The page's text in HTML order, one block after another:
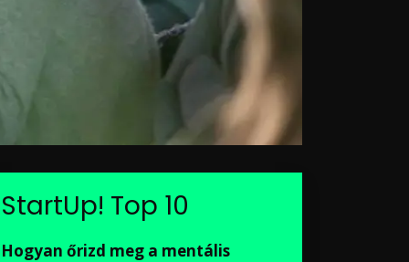
StartUp! Top 10
Hogyan őrizd meg a mentális